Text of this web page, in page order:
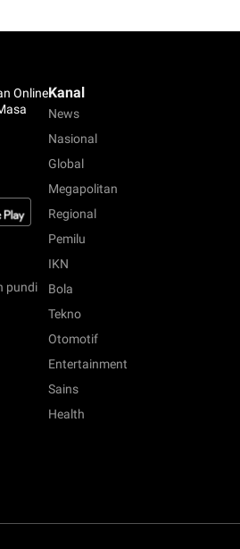
pundi
Kanal
News
Nasional
Global
Megapolitan
Regional
Pemilu
IKN
Bola
Tekno
Otomotif
Entertainment
Sains
Health